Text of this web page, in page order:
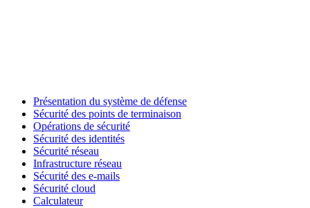
Présentation du système de défense
Sécurité des points de terminaison
Opérations de sécurité
Sécurité des identités
Sécurité réseau
Infrastructure réseau
Sécurité des e-mails
Sécurité cloud
Calculateur